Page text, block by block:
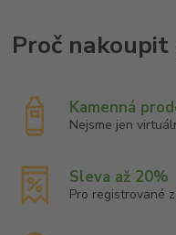
Kamenná
Nejsme jen
Sleva až 20%
Pro registrované